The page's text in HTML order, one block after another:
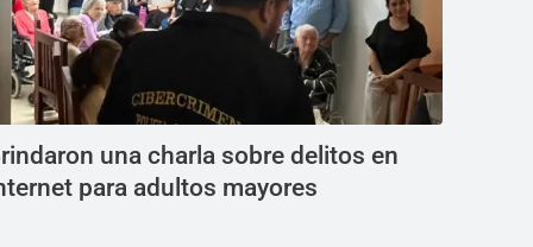
una charla sobre delitos en
para adultos mayores